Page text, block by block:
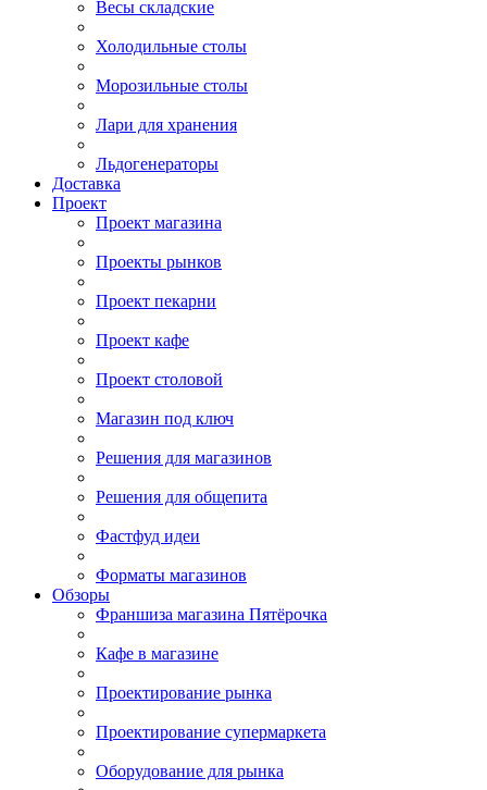
Весы складские
Холодильные столы
Морозильные столы
Лари для хранения
Льдогенераторы
Доставка
Проект
Проект магазина
Проекты рынков
Проект пекарни
Проект кафе
Проект столовой
Магазин под ключ
Решения для магазинов
Решения для общепита
Фастфуд идеи
Форматы магазинов
Обзоры
Франшиза магазина Пятёрочка
Кафе в магазине
Проектирование рынка
Проектирование супермаркета
Оборудование для рынка